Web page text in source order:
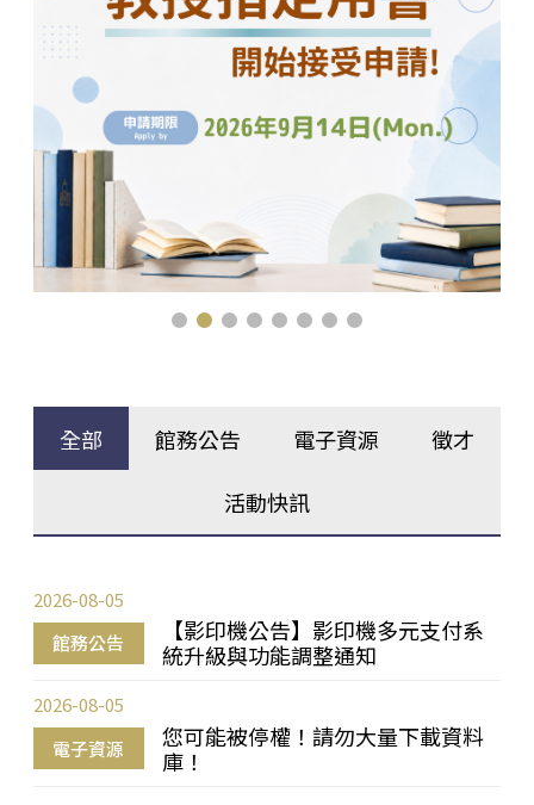
全部 館務公告 電子資源 徵才
活動快訊
館務公告
【影印機公告】影印機多元支付系
統升級與功能調整通知
2026-08-05
電子資源
您可能被停權！請勿大量下載資料
庫！
2026-08-05